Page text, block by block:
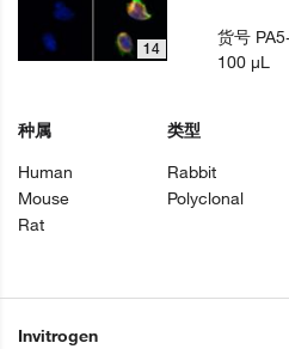
14
种属
Human
Mouse
Rat
类型
Rabbit
Polyclonal
货号
100 µL
Invitrogen